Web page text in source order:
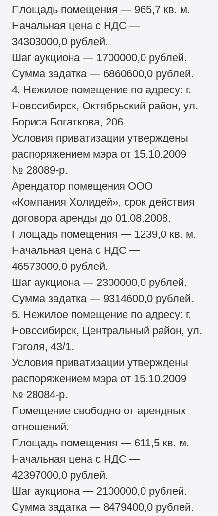
Площадь помещения — 965,7 кв. м.
Начальная цена с НДС —
34303000,0 рублей.
Шаг аукциона — 1700000,0 рублей.
Сумма задатка — 6860600,0 рублей.
4. Нежилое помещение по адресу: г.
Новосибирск, Октябрьский район, ул.
Бориса Богаткова, 206.
Условия приватизации утверждены
распоряжением мэра от 15.10.2009
№ 28089-р.
Арендатор помещения ООО
«Компания Холидей», срок действия
договора аренды до 01.08.2008.
Площадь помещения — 1239,0 кв. м.
Начальная цена с НДС —
46573000,0 рублей.
Шаг аукциона — 2300000,0 рублей.
Сумма задатка — 9314600,0 рублей.
5. Нежилое помещение по адресу: г.
Новосибирск, Центральный район, ул.
Гоголя, 43/1.
Условия приватизации утверждены
распоряжением мэра от 15.10.2009
№ 28084-р.
Помещение свободно от арендных
отношений.
Площадь помещения — 611,5 кв. м.
Начальная цена с НДС —
42397000,0 рублей.
Шаг аукциона — 2100000,0 рублей.
Сумма задатка — 8479400,0 рублей.